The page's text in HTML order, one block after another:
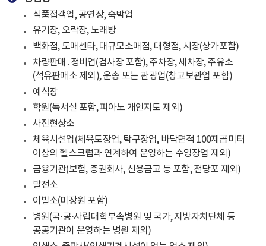
식품접객업, 공연장, 숙박업
유기장, 오락장, 노래방
백화점, 도매센타, 대규모소매점, 대형점, 시장(상가포함)
차량판매․정비업(검사장 포함), 주차장, 세차장, 주유소
(석유판매소 제외), 운송 또는 관광업(창고보관업 포함)
예식장
학원(독서실 포함, 피아노 개인지도 제외)
사진현상소
체육시설업(체육도장업, 탁구장업, 바닥면적 100제곱미터
이상의 헬스크럽과 연계하여 운영하는 수영장업 제외)
금융기관(보험, 증권회사, 신용금고 등 포함, 전당포 제외)
발전소
이발소(미장원 포함)
병원(국·공·사립대학부속병원 및 국가, 지방자치단체 등
공공기관이 운영하는 병원 제외)